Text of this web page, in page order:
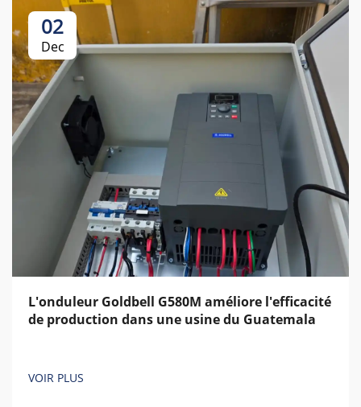
02
Dec
L'onduleur Goldbell G580M améliore l'efficacité
de production dans une usine du Guatemala
VOIR PLUS